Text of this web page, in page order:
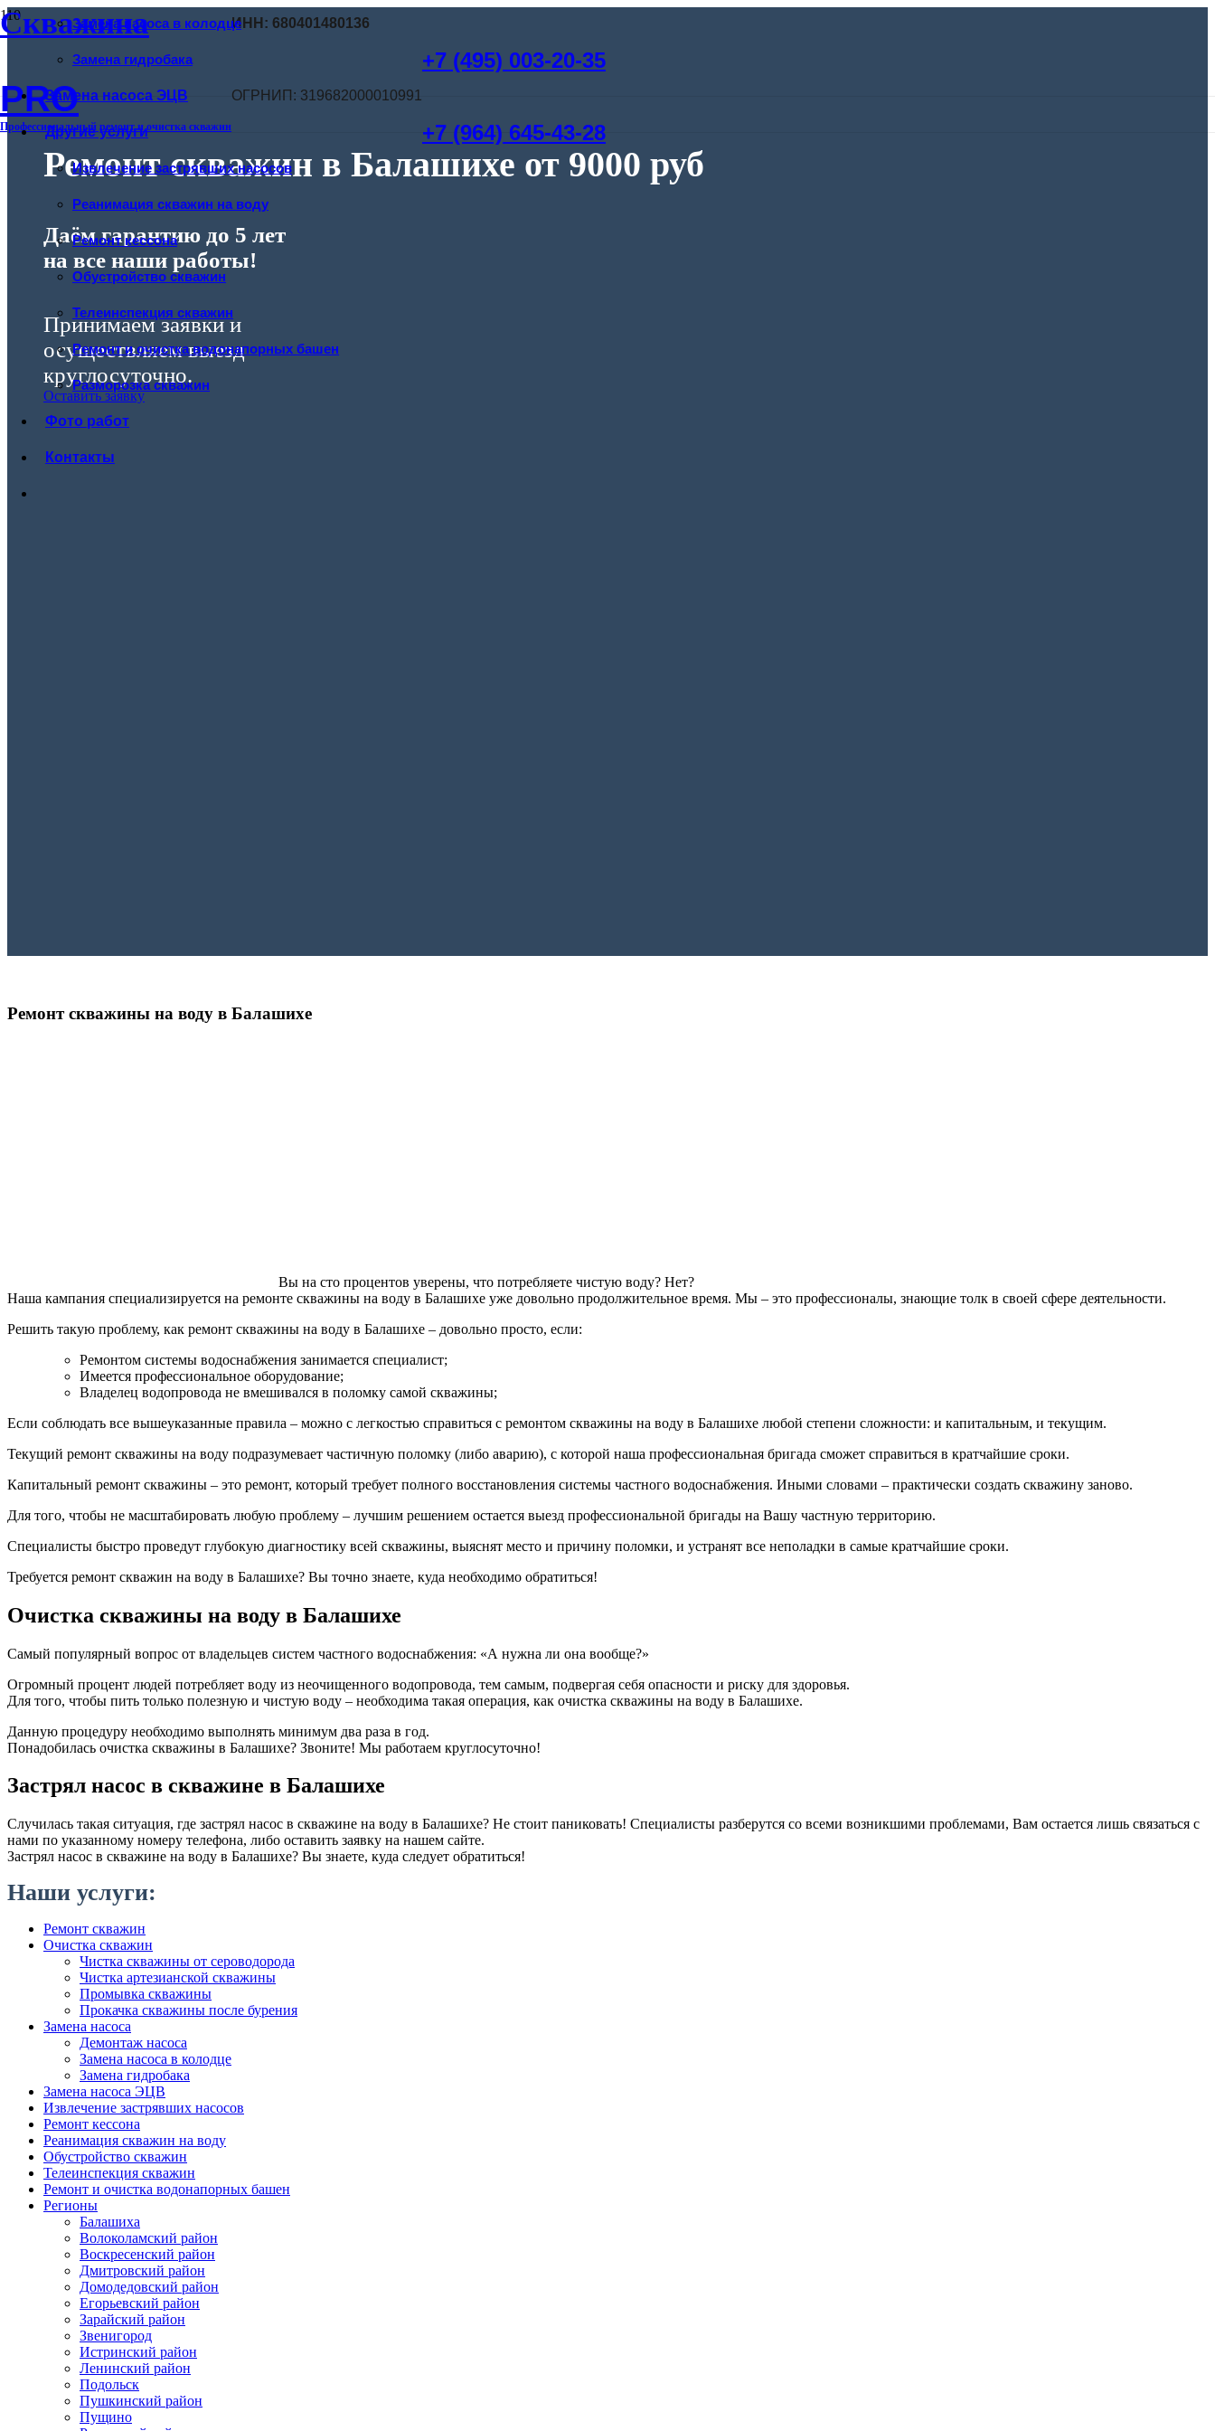
Скважина
PRO
Профессиональный ремонт и очистка скважин
ИНН: 680401480136
ОГРНИП: 319682000010991
+7 (495) 003-20-35
+7 (964) 645-43-28
Замена насоса в колодце
Замена гидробака
Замена насоса ЭЦВ
Другие услуги
Извлечение застрявших насосов
Реанимация скважин на воду
Ремонт кессона
Обустройство скважин
Телеинспекция скважин
Ремонт и очистка водонапорных башен
Разморозка скважин
Фото работ
Контакты
Ремонт скважин в Балашихе от 9000 руб
Даём гарантию до 5 лет
на все наши работы!
Принимаем заявки и
осуществляем выезд
круглосуточно.
Оставить заявку
Ремонт скважины на воду в Балашихе
Вы на сто процентов уверены, что потребляете чистую воду? Нет?
Наша кампания специализируется на ремонте скважины на воду в Балашихе уже довольно продолжительное время. Мы – это профессионалы, знающие толк в своей сфере деятельности.
Решить такую проблему, как ремонт скважины на воду в Балашихе – довольно просто, если:
Ремонтом системы водоснабжения занимается специалист;
Имеется профессиональное оборудование;
Владелец водопровода не вмешивался в поломку самой скважины;
Если соблюдать все вышеуказанные правила – можно с легкостью справиться с ремонтом скважины на воду в Балашихе любой степени сложности: и капитальным, и текущим.
Текущий ремонт скважины на воду подразумевает частичную поломку (либо аварию), с которой наша профессиональная бригада сможет справиться в кратчайшие сроки.
Капитальный ремонт скважины – это ремонт, который требует полного восстановления системы частного водоснабжения. Иными словами – практически создать скважину заново.
Для того, чтобы не масштабировать любую проблему – лучшим решением остается выезд профессиональной бригады на Вашу частную территорию.
Специалисты быстро проведут глубокую диагностику всей скважины, выяснят место и причину поломки, и устранят все неполадки в самые кратчайшие сроки.
Требуется ремонт скважин на воду в Балашихе? Вы точно знаете, куда необходимо обратиться!
Очистка скважины на воду в Балашихе
Самый популярный вопрос от владельцев систем частного водоснабжения: «А нужна ли она вообще?»
Огромный процент людей потребляет воду из неочищенного водопровода, тем самым, подвергая себя опасности и риску для здоровья.
Для того, чтобы пить только полезную и чистую воду – необходима такая операция, как очистка скважины на воду в Балашихе.
Данную процедуру необходимо выполнять минимум два раза в год.
Понадобилась очистка скважины в Балашихе? Звоните! Мы работаем круглосуточно!
Застрял насос в скважине в Балашихе
Случилась такая ситуация, где застрял насос в скважине на воду в Балашихе? Не стоит паниковать! Специалисты разберутся со всеми возникшими проблемами, Вам остается лишь связаться с
нами по указанному номеру телефона, либо оставить заявку на нашем сайте.
Застрял насос в скважине на воду в Балашихе? Вы знаете, куда следует обратиться!
Наши услуги:
Ремонт скважин
Очистка скважин
Чистка скважины от сероводорода
Чистка артезианской скважины
Промывка скважины
Прокачка скважины после бурения
Замена насоса
Демонтаж насоса
Замена насоса в колодце
Замена гидробака
Замена насоса ЭЦВ
Извлечение застрявших насосов
Ремонт кессона
Реанимация скважин на воду
Обустройство скважин
Телеинспекция скважин
Ремонт и очистка водонапорных башен
Регионы
Балашиха
Волоколамский район
Воскресенский район
Дмитровский район
Домодедовский район
Егорьевский район
Зарайский район
Звенигород
Истринский район
Ленинский район
Подольск
Пушкинский район
Пущино